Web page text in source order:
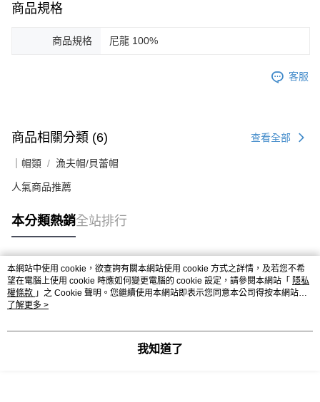
商品規格
商品規格 尼龍 100%
客服
商品相關分類 (6) 查看全部
｜帽類 漁夫帽/貝蕾帽
人氣商品推薦
本分類熱銷全站排行
熱門標籤
本網站中使用 cookie，欲查詢有關本網站使用 cookie 方式之詳情，及若您不希
望在電腦上使用 cookie 時應如何變更電腦的 cookie 設定，請參閱本網站「 隱私
權條款 」之 Cookie 聲明。您繼續使用本網站即表示您同意本公司得按本網站使
用條款之 Cookie 聲明使用 cookie。
了解更多 >
我知道了